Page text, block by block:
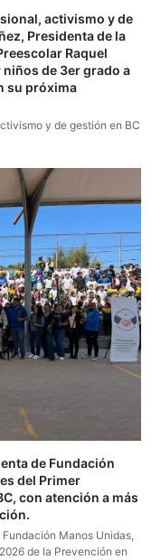
activismo y de
Presidenta de la
Raquel
de 3er grado a
su próxima
y de gestión en BC
de Fundación
del Primer
con atención a más
Manos Unidas,
de la Prevención en